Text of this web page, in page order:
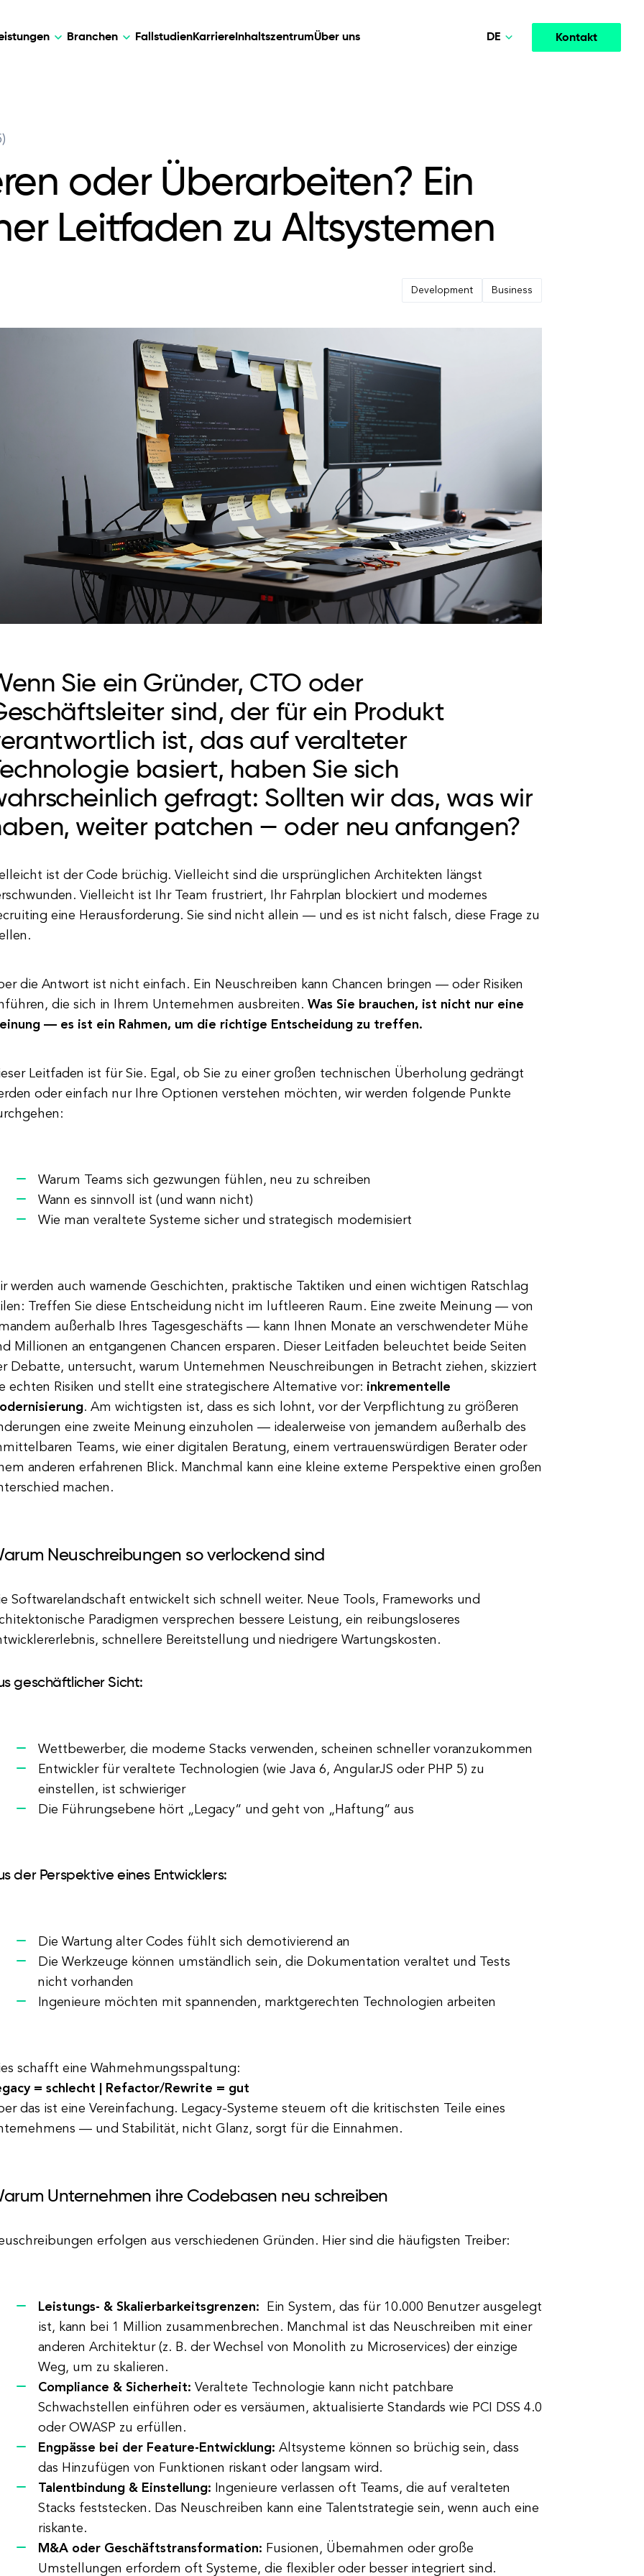
Web Development
Mobile Development
Webflow Development
Branchen
Lösungen für
Automatisierung, Dateneinblicke und
Unternehmenswandel.
Medienplattformen, die das Engagement steigern.
FallstudienKarriere InhaltszentrumÜber uns Kontakt
DE
oder Überarbeiten? Ein
Leitfaden zu Altsystemen
Development Business
Sie ein Gründer, CTO oder
sind, der für ein Produkt
ist, das auf veralteter
basiert, haben Sie sich
gefragt: Sollten wir das, was wir
weiter patchen — oder neu anfangen?
ist der Code brüchig. Vielleicht sind die ursprünglichen Architekten längst
Vielleicht ist Ihr Team frustriert, Ihr Fahrplan blockiert und modernes
eine Herausforderung. Sie sind nicht allein — und es ist nicht falsch, diese Frage zu
die Antwort ist nicht einfach. Ein Neuschreiben kann Chancen bringen — oder Risiken
die sich in Ihrem Unternehmen ausbreiten. Was Sie brauchen, ist nicht nur eine
— es ist ein Rahmen, um die richtige Entscheidung zu treffen.
Leitfaden ist für Sie. Egal, ob Sie zu einer großen technischen Überholung gedrängt
oder einfach nur Ihre Optionen verstehen möchten, wir werden folgende Punkte
Warum Teams sich gezwungen fühlen, neu zu schreiben
Wann es sinnvoll ist (und wann nicht)
Wie man veraltete Systeme sicher und strategisch modernisiert
werden auch warnende Geschichten, praktische Taktiken und einen wichtigen Ratschlag
Treffen Sie diese Entscheidung nicht im luftleeren Raum. Eine zweite Meinung — von
außerhalb Ihres Tagesgeschäfts — kann Ihnen Monate an verschwendeter Mühe
Millionen an entgangenen Chancen ersparen. Dieser Leitfaden beleuchtet beide Seiten
Debatte, untersucht, warum Unternehmen Neuschreibungen in Betracht ziehen, skizziert
echten Risiken und stellt eine strategischere Alternative vor: inkrementelle
. Am wichtigsten ist, dass es sich lohnt, vor der Verpflichtung zu größeren
eine zweite Meinung einzuholen — idealerweise von jemandem außerhalb des
Teams, wie einer digitalen Beratung, einem vertrauenswürdigen Berater oder
anderen erfahrenen Blick. Manchmal kann eine kleine externe Perspektive einen großen
machen.
Neuschreibungen so verlockend sind
Softwarelandschaft entwickelt sich schnell weiter. Neue Tools, Frameworks und
Paradigmen versprechen bessere Leistung, ein reibungsloseres
schnellere Bereitstellung und niedrigere Wartungskosten.
geschäftlicher Sicht:
Wettbewerber, die moderne Stacks verwenden, scheinen schneller voranzukommen
Entwickler für veraltete Technologien (wie Java 6, AngularJS oder PHP 5) zu
einstellen, ist schwieriger
Die Führungsebene hört „Legacy“ und geht von „Haftung“ aus
der Perspektive eines Entwicklers:
Die Wartung alter Codes fühlt sich demotivierend an
Die Werkzeuge können umständlich sein, die Dokumentation veraltet und Tests
nicht vorhanden
Ingenieure möchten mit spannenden, marktgerechten Technologien arbeiten
schafft eine Wahrnehmungsspaltung:
= schlecht | Refactor/Rewrite = gut
das ist eine Vereinfachung. Legacy-Systeme steuern oft die kritischsten Teile eines
— und Stabilität, nicht Glanz, sorgt für die Einnahmen.
Unternehmen ihre Codebasen neu schreiben
erfolgen aus verschiedenen Gründen. Hier sind die häufigsten Treiber:
Leistungs- & Skalierbarkeitsgrenzen: Ein System, das für 10.000 Benutzer ausgelegt
ist, kann bei 1 Million zusammenbrechen. Manchmal ist das Neuschreiben mit einer
anderen Architektur (z. B. der Wechsel von Monolith zu Microservices) der einzige
Weg, um zu skalieren.
Compliance & Sicherheit: Veraltete Technologie kann nicht patchbare
Schwachstellen einführen oder es versäumen, aktualisierte Standards wie PCI DSS 4.0
oder OWASP zu erfüllen.
Engpässe bei der Feature-Entwicklung: Altsysteme können so brüchig sein, dass
das Hinzufügen von Funktionen riskant oder langsam wird.
Talentbindung & Einstellung: Ingenieure verlassen oft Teams, die auf veralteten
Stacks feststecken. Das Neuschreiben kann eine Talentstrategie sein, wenn auch eine
riskante.
M&A oder Geschäftstransformation: Fusionen, Übernahmen oder große
Umstellungen erfordern oft Systeme, die flexibler oder besser integriert sind.